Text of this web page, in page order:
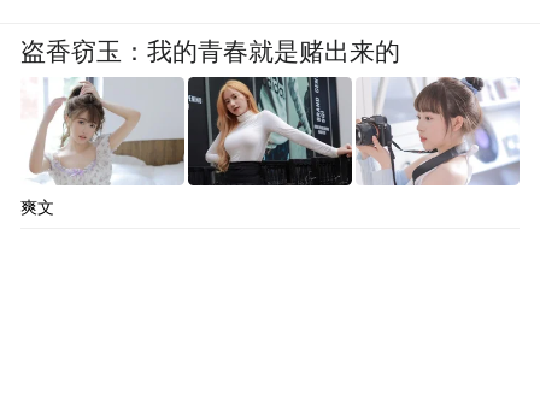
盗香窃玉：我的青春就是赌出来的
爽文